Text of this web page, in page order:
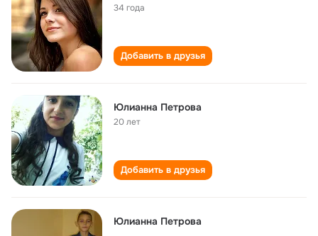
34 года
Добавить в друзья
Юлианна Петрова
20 лет
Добавить в друзья
Юлианна Петрова